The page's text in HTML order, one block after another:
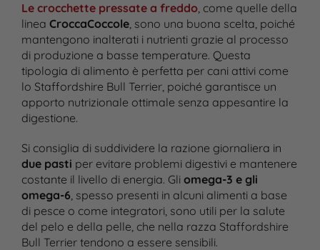
Le crocchette pressate a freddo, come quelle della
linea CroccaCoccole, sono una buona scelta, poiché
mantengono inalterati i nutrienti grazie al processo
di produzione a basse temperature. Questa
tipologia di alimento è perfetta per cani attivi come
lo Staffordshire Bull Terrier, poiché garantisce un
apporto nutrizionale ottimale senza appesantire la
digestione.
Si consiglia di suddividere la razione giornaliera in
due pasti per evitare problemi digestivi e mantenere
costante il livello di energia. Gli omega-3 e gli
omega-6, spesso presenti in alcuni alimenti a base
di pesce o come integratori, sono utili per la salute
del pelo e della pelle, che nella razza Staffordshire
Bull Terrier tendono a essere sensibili.